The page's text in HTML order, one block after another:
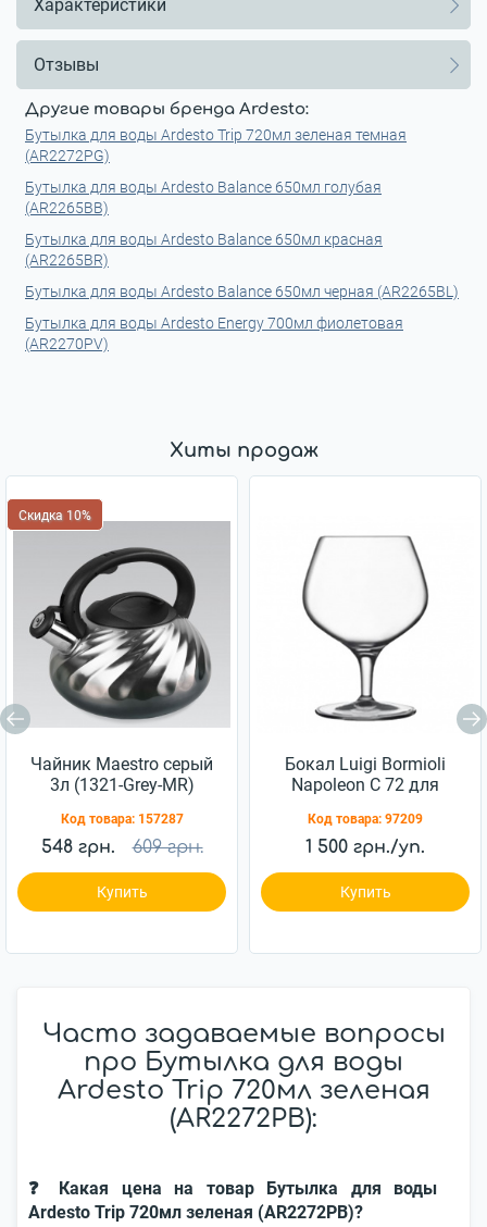
Характеристики
Отзывы
Другие товары бренда Ardesto:
Бутылка для воды Ardesto Trip 720мл зеленая темная
(AR2272PG)
Бутылка для воды Ardesto Balance 650мл голубая
(AR2265BB)
Бутылка для воды Ardesto Balance 650мл красная
(AR2265BR)
Бутылка для воды Ardesto Balance 650мл черная (AR2265BL)
Бутылка для воды Ardesto Energy 700мл фиолетовая
(AR2270PV)
Хиты продаж
Скидка 10%
Чайник Maestro серый
3л (1321-Grey-MR)
Код товара: 157287
548 грн. 609 грн.
Купить
Бокал Luigi Bormioli
Napoleon C 72 для
(10194/01)
Код товара: 97209
1 500 грн./уп.
Купить
Часто задаваемые вопросы
про Бутылка для воды
Ardesto Trip 720мл зеленая
(AR2272PB):
❓ Какая цена на товар Бутылка для воды
Ardesto Trip 720мл зеленая (AR2272PB)?